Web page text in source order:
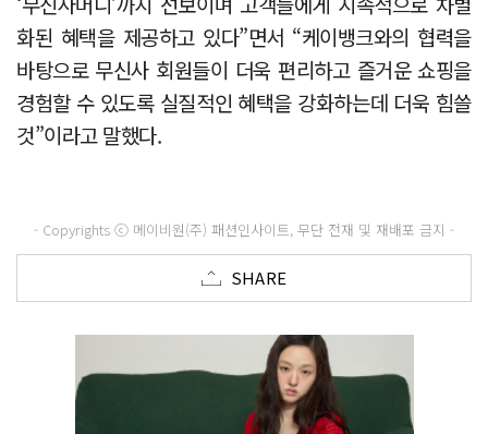
화된 혜택을 제공하고 있다”면서 “케이뱅크와의 협력을
바탕으로 무신사 회원들이 더욱 편리하고 즐거운 쇼핑을
경험할 수 있도록 실질적인 혜택을 강화하는데 더욱 힘쓸
것”이라고 말했다.
- Copyrights ⓒ 메이비원(주) 패션인사이트, 무단 전재 및 재배포 금지 -
SHARE